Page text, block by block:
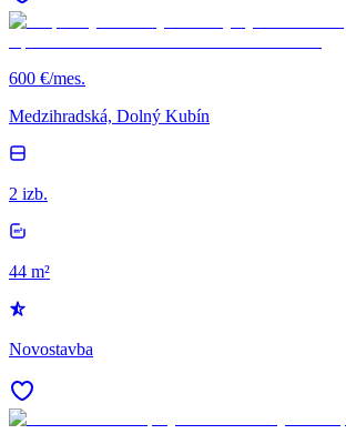
600 €/mes.
Medzihradská, Dolný Kubín
2 izb.
44 m²
Novostavba